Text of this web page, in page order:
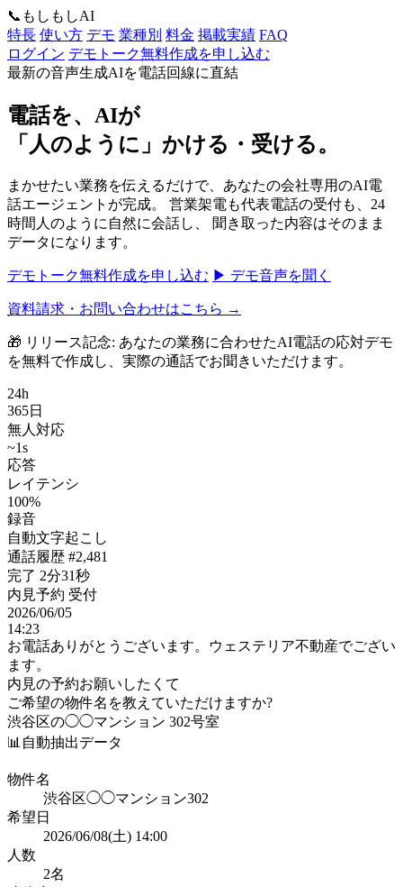
📞 もしもしAI
特長 使い方 デモ 業種別 料金 掲載実績 FAQ
ログイン デモトーク無料作成を申し込む
最新の音声生成AIを電話回線に直結
電話を、AIが
「人のように」かける・受ける。
まかせたい業務を伝えるだけで、あなたの会社専用のAI電
話エージェントが完成。 営業架電も代表電話の受付も、24
時間人のように自然に会話し、 聞き取った内容はそのまま
データになります。
デモトーク無料作成を申し込む ▶ デモ音声を聞く
資料請求・お問い合わせはこちら →
🎁 リリース記念: あなたの業務に合わせたAI電話の応対デモ
を無料で作成し、実際の通話でお聞きいただけます。
24h
365日
無人対応
~1s
応答
レイテンシ
100%
録音
自動文字起こし
通話履歴 #2,481
完了 2分31秒
内見予約 受付
2026/06/05
14:23
お電話ありがとうございます。ウェステリア不動産でござい
ます。
内見の予約お願いしたくて
ご希望の物件名を教えていただけますか?
渋谷区の◯◯マンション 302号室
📊 自動抽出データ
物件名
渋谷区◯◯マンション302
希望日
2026/06/08(土) 14:00
人数
2名